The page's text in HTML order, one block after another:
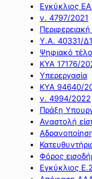
Εγκύκλιος
ν. 4797/2021
Υ.Α. 40331/
Ψηφιακό
ΚΥΑ 17176/
Υπερεργασία
ΚΥΑ 94640/
ν. 4994/2022
Πράξη
Αναστολή
Φόρος
Εγκύκλιος